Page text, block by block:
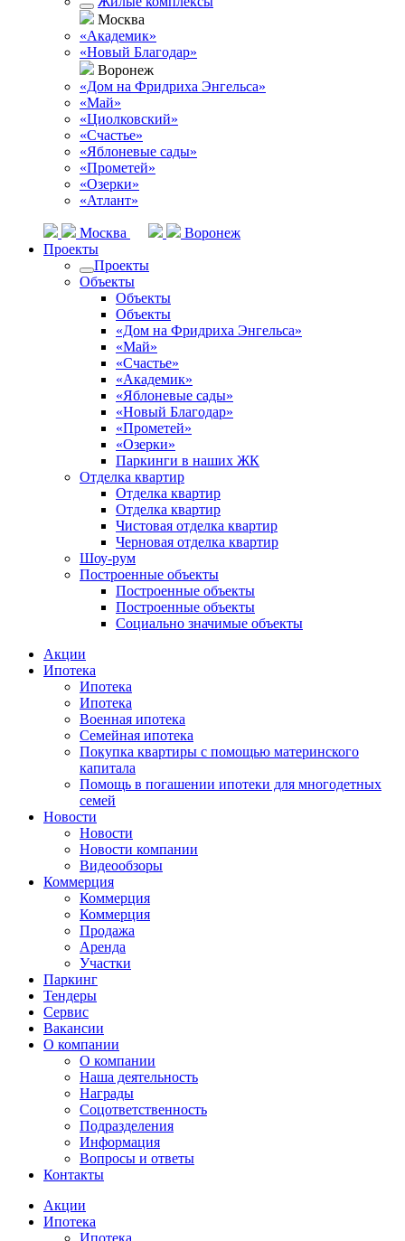
Москва
«Академик»
«Новый Благодар»
Воронеж
«Дом на Фридриха Энгельса»
«Май»
«Циолковский»
«Счастье»
«Яблоневые сады»
«Прометей»
«Озерки»
«Атлант»
Москва
Воронеж
Проекты
Проекты
Объекты
Объекты
Объекты
«Дом на Фридриха Энгельса»
«Май»
«Счастье»
«Академик»
«Яблоневые сады»
«Новый Благодар»
«Прометей»
«Озерки»
Паркинги в наших ЖК
Отделка квартир
Отделка квартир
Отделка квартир
Чистовая отделка квартир
Черновая отделка квартир
Шоу-рум
Построенные объекты
Построенные объекты
Построенные объекты
Социально значимые объекты
Акции
Ипотека
Ипотека
Ипотека
Военная ипотека
Семейная ипотека
Покупка квартиры с помощью материнского
капитала
Помощь в погашении ипотеки для многодетных
семей
Новости
Новости
Новости компании
Видеообзоры
Коммерция
Коммерция
Коммерция
Продажа
Аренда
Участки
Паркинг
Тендеры
Сервис
Вакансии
О компании
О компании
Наша деятельность
Награды
Соцответственность
Подразделения
Информация
Вопросы и ответы
Контакты
Акции
Ипотека
Ипотека